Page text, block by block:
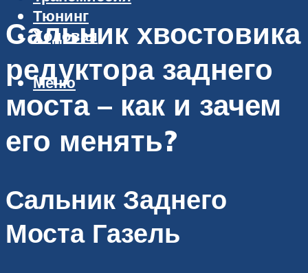
Тюнинг
Ходовая
Меню
Сальник хвостовика
редуктора заднего
моста – как и зачем
его менять?
Сальник Заднего
Моста Газель